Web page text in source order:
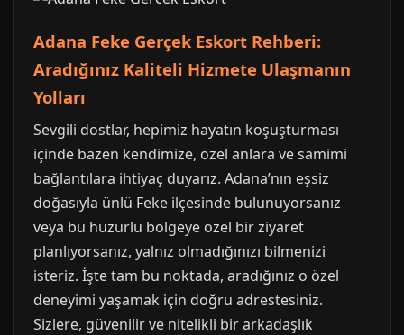
Adana Feke Gerçek Eskort Rehberi:
Aradığınız Kaliteli Hizmete Ulaşmanın
Yolları
Sevgili dostlar, hepimiz hayatın koşuşturması
içinde bazen kendimize, özel anlara ve samimi
bağlantılara ihtiyaç duyarız. Adana’nın eşsiz
doğasıyla ünlü Feke ilçesinde bulunuyorsanız
veya bu huzurlu bölgeye özel bir ziyaret
planlıyorsanız, yalnız olmadığınızı bilmenizi
isteriz. İşte tam bu noktada, aradığınız o özel
deneyimi yaşamak için doğru adrestesiniz.
Sizlere, güvenilir ve nitelikli bir arkadaşlık